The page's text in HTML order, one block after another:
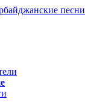
песни